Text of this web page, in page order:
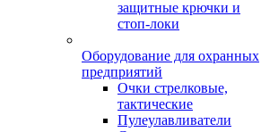
защитные крючки и
стоп-локи
Оборудование для охранных
предприятий
Очки стрелковые,
тактические
Пулеулавливатели